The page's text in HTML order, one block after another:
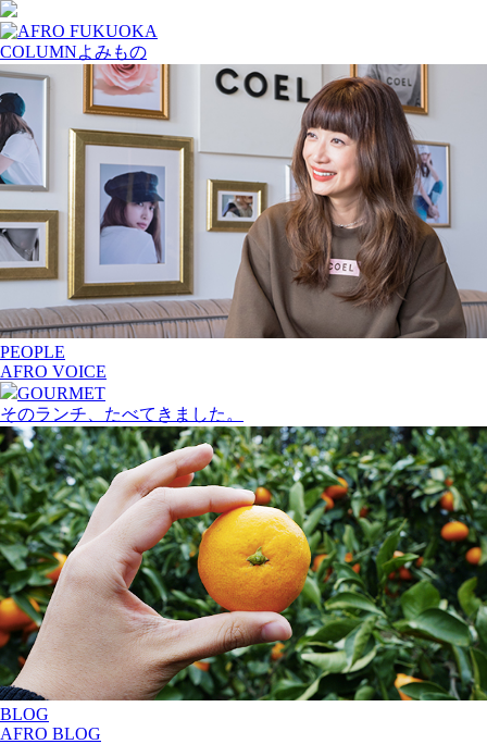
COLUMNよみもの
PEOPLE
AFRO VOICE
GOURMET
そのランチ、たべてきました。
BLOG
AFRO BLOG